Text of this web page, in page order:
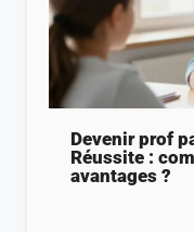
Devenir prof
Réussite :
avantages ?